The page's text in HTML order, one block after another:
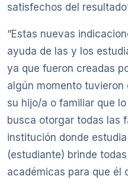
satisfechos del
“Estas nuevas
ayuda de las y los
ya que fueron creadas
algún momento tuvieron
su hijo/a o familiar que
busca otorgar todas las
institución donde
(estudiante) brinde
académicas para que él